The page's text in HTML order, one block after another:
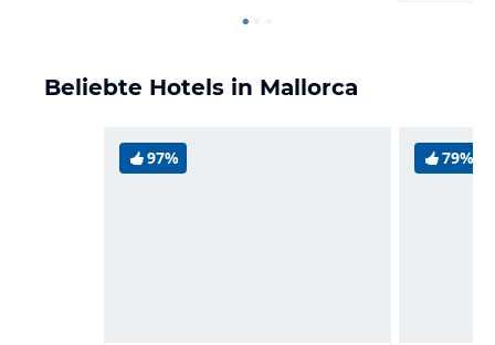
Beliebte Hotels in Mallorca
97% 79%